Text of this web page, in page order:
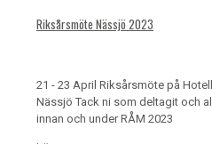
Riksårsmöte Nässjö 2023
21 - 23 April Riksårsmöte på
Nässjö Tack ni som deltagit och
innan och under RÅM 2023